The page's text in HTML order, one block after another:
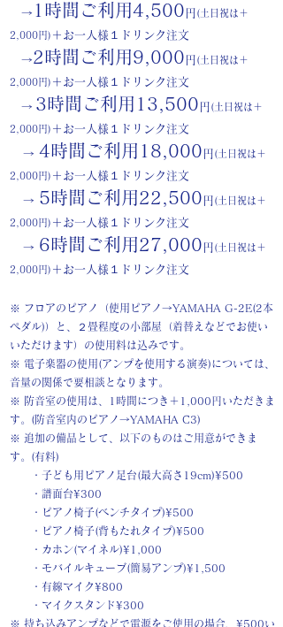
→ 1時間ご利用4,500 円(土日祝は＋
2,000円) ＋お一人様１ドリンク注文
→ 2時間ご利用9 ,000 円(土日祝は＋
2,000円) ＋お一人様１ドリンク注文
→ 3時間ご利用13 ,500 円(土日祝は＋
2,000円) ＋お一人様１ドリンク注文
→ 4時間ご利用18 ,000 円(土日祝は＋
2,000円) ＋お一人様１ドリンク注文
→ 5時間ご利用22 ,500 円(土日祝は＋
2,000円) ＋お一人様１ドリンク注文
→ 6時間ご利用27 ,000 円(土日祝は＋
2,000円) ＋お一人様１ドリンク注文
※ フロアのピアノ（使用ピアノ→YAMAHA G-2E(2本
ペダル)）と、２畳程度の小部屋（着替えなどでお使い
いただけます）​の使用料は込みです。
※ 電子楽器の使用(アンプを使用する演奏)については、
音量の関係で要相談となります。
※ 防音室の使用は、1時間につき＋1,000円いただきま
す。(防音室内のピアノ→YAMAHA C3)
※ 追加の備品として、以下のものはご用意ができま
す。(有料)
・子ども用ピアノ足台(最大高さ19cm)¥500
・譜面台¥300
・ピアノ椅子(ベンチタイプ)¥500
・ピアノ椅子(背もたれタイプ)¥500
・カホン(マイネル)¥1,000
・モバイルキューブ(簡易アンプ)¥1,500
・有線マイク¥800
・マイクスタンド¥300
※ 持ち込みアンプなどで電源をご使用の場合、¥500い